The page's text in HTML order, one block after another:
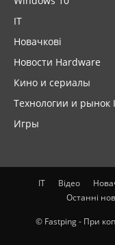
IT
Новачкові
Новости Hardware
Кино и сериалы
Технологии и рынок
Игры
IT Відео
Останні
© Fastping - При